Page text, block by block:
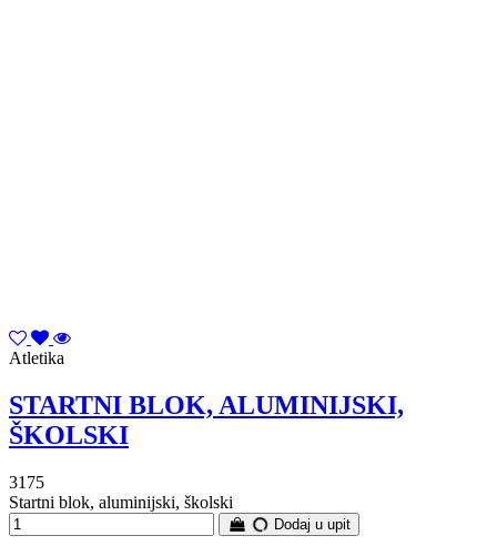
Atletika
STARTNI BLOK, ALUMINIJSKI,
ŠKOLSKI
3175
Startni blok, aluminijski, školski
Dodaj u upit